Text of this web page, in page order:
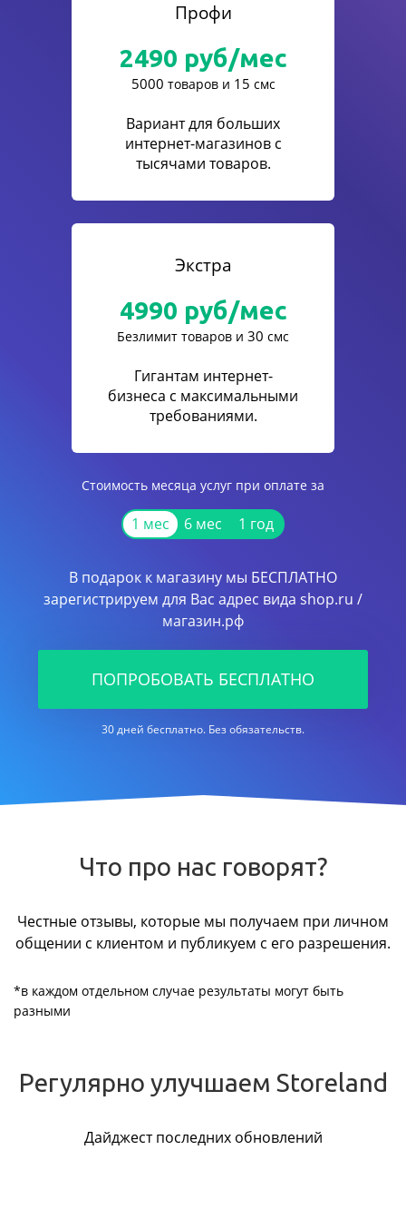
Профи
2490 руб/мес
5000 товаров и 15 смс
Вариант для больших
интернет-магазинов с
тысячами товаров.
Экстра
4990 руб/мес
Безлимит товаров и 30 смс
Гигантам интернет-
бизнеса с максимальными
требованиями.
Стоимость месяца услуг при оплате за
1 мес 6 мес 1 год
В подарок к магазину мы БЕСПЛАТНО
зарегистрируем для Вас адрес вида shop.ru /
магазин.рф
ПОПРОБОВАТЬ БЕСПЛАТНО
30 дней бесплатно. Без обязательств.
Что про нас говорят?
Честные отзывы, которые мы получаем при личном
общении с клиентом и публикуем с его разрешения.
*в каждом отдельном случае результаты могут быть
разными
Регулярно улучшаем Storeland
Дайджест последних обновлений